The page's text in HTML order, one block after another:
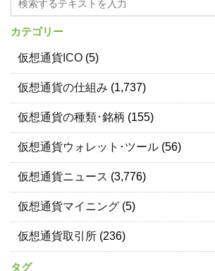
カテゴリー
仮想通貨ICO (5)
仮想通貨の仕組み (1,737)
仮想通貨の種類･銘柄 (155)
仮想通貨ウォレット･ツール (56)
仮想通貨ニュース (3,776)
仮想通貨マイニング (5)
仮想通貨取引所 (236)
タグ